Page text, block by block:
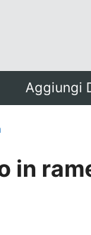
Aggiungi
in